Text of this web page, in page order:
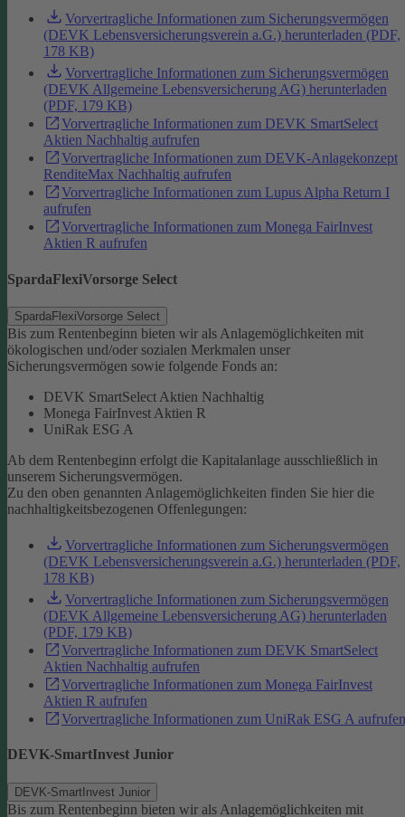
Vorvertragliche Informationen zum Sicherungsvermögen
(DEVK Lebensversicherungsverein a.G.) herunterladen (PDF,
178 KB)
Vorvertragliche Informationen zum Sicherungsvermögen
(DEVK Allgemeine Lebensversicherung AG) herunterladen
(PDF, 179 KB)
Vorvertragliche Informationen zum DEVK SmartSelect
Aktien Nachhaltig aufrufen
Vorvertragliche Informationen zum DEVK-Anlagekonzept
RenditeMax Nachhaltig aufrufen
Vorvertragliche Informationen zum Lupus Alpha Return I
aufrufen
Vorvertragliche Informationen zum Monega FairInvest
Aktien R aufrufen
SpardaFlexiVorsorge Select
SpardaFlexiVorsorge Select
Bis zum Rentenbeginn bieten wir als Anlagemöglichkeiten mit
ökologischen und/oder sozialen Merkmalen unser
Sicherungsvermögen sowie folgende Fonds an:
DEVK SmartSelect Aktien Nachhaltig
Monega FairInvest Aktien R
UniRak ESG A
Ab dem Rentenbeginn erfolgt die Kapitalanlage ausschließlich in
unserem Sicherungsvermögen.
Zu den oben genannten Anlagemöglichkeiten finden Sie hier die
nachhaltigkeitsbezogenen Offenlegungen:
Vorvertragliche Informationen zum Sicherungsvermögen
(DEVK Lebensversicherungsverein a.G.) herunterladen (PDF,
178 KB)
Vorvertragliche Informationen zum Sicherungsvermögen
(DEVK Allgemeine Lebensversicherung AG) herunterladen
(PDF, 179 KB)
Vorvertragliche Informationen zum DEVK SmartSelect
Aktien Nachhaltig aufrufen
Vorvertragliche Informationen zum Monega FairInvest
Aktien R aufrufen
Vorvertragliche Informationen zum UniRak ESG A aufrufen
DEVK-SmartInvest Junior
DEVK-SmartInvest Junior
Bis zum Rentenbeginn bieten wir als Anlagemöglichkeiten mit